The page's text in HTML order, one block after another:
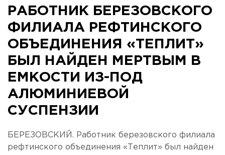
РАБОТНИК БЕРЕЗОВСКОГО
ФИЛИАЛА РЕФТИНСКОГО
ОБЪЕДИНЕНИЯ «ТЕПЛИТ»
БЫЛ НАЙДЕН МЕРТВЫМ В
ЕМКОСТИ ИЗ-ПОД
АЛЮМИНИЕВОЙ
СУСПЕНЗИИ
БЕРЕЗОВСКИЙ. Работник березовского филиала
рефтинского объединения «Теплит» был найден